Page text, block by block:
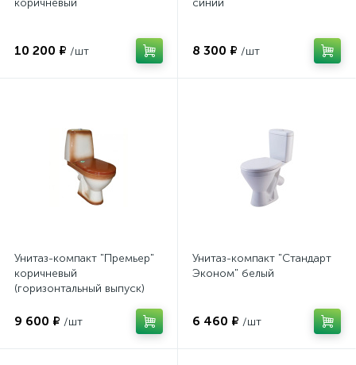
коричневый
10 200 ₽ /шт
синий
8 300 ₽ /шт
Унитаз-компакт "Премьер"
коричневый
(горизонтальный выпуск)
9 600 ₽ /шт
Унитаз-компакт "Стандарт
Эконом" белый
6 460 ₽ /шт